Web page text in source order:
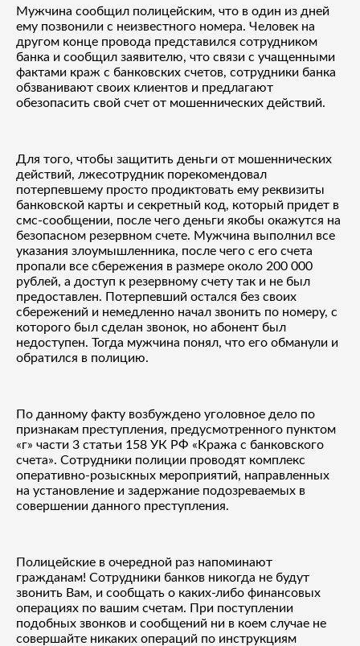
Мужчина сообщил полицейским, что в один из дней
ему позвонили с неизвестного номера. Человек на
другом конце провода представился сотрудником
банка и сообщил заявителю, что связи с учащенными
фактами краж с банковских счетов, сотрудники банка
обзванивают своих клиентов и предлагают
обезопасить свой счет от мошеннических действий.
Для того, чтобы защитить деньги от мошеннических
действий, лжесотрудник порекомендовал
потерпевшему просто продиктовать ему реквизиты
банковской карты и секретный код, который придет в
смс-сообщении, после чего деньги якобы окажутся на
безопасном резервном счете. Мужчина выполнил все
указания злоумышленника, после чего с его счета
пропали все сбережения в размере около 200 000
рублей, а доступ к резервному счету так и не был
предоставлен. Потерпевший остался без своих
сбережений и немедленно начал звонить по номеру, с
которого был сделан звонок, но абонент был
недоступен. Тогда мужчина понял, что его обманули и
обратился в полицию.
По данному факту возбуждено уголовное дело по
признакам преступления, предусмотренного пунктом
«г» части 3 статьи 158 УК РФ «Кража с банковского
счета». Сотрудники полиции проводят комплекс
оперативно-розыскных мероприятий, направленных
на установление и задержание подозреваемых в
совершении данного преступления.
Полицейские в очередной раз напоминают
гражданам! Сотрудники банков никогда не будут
звонить Вам, и сообщать о каких-либо финансовых
операциях по вашим счетам. При поступлении
подобных звонков и сообщений ни в коем случае не
совершайте никаких операций по инструкциям